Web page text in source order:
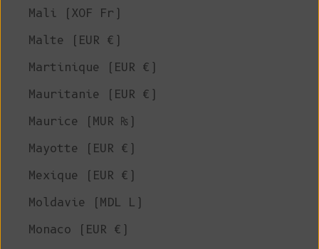
Mali (XOF Fr)
Malte (EUR €)
Martinique (EUR €)
Mauritanie (EUR €)
Maurice (MUR ₨)
Mayotte (EUR €)
Mexique (EUR €)
Moldavie (MDL L)
Monaco (EUR €)